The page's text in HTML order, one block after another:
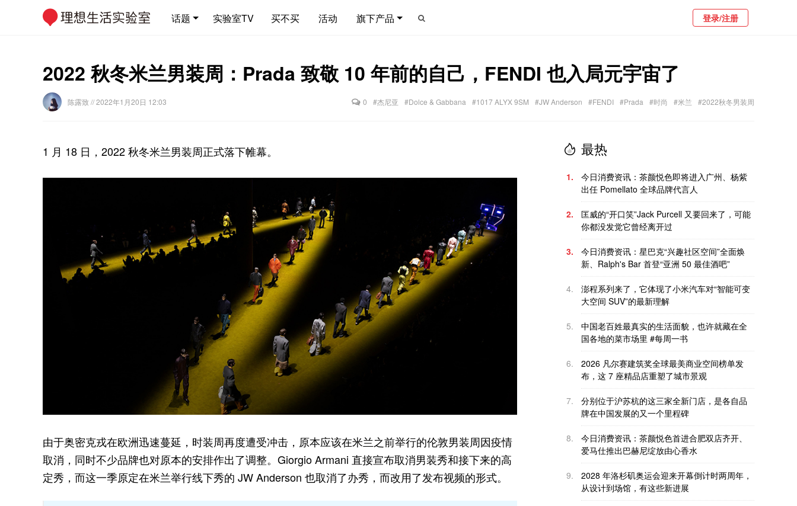
话题 实验室TV 买不买 活动 旗下产品 登录/注册
2022 秋冬米兰男装周：Prada 致敬 10 年前的自己，FENDI 也入局元宇宙了
陈露致// 2022年1月20日 12:03 0 #杰尼亚 #Dolce & Gabbana #1017 ALYX 9SM #JW Anderson #FENDI #Prada #时尚 #米兰 #2022秋冬男装周
1 月 18 日，2022 秋冬米兰男装周正式落下帷幕。
由于奥密克戎在欧洲迅速蔓延，时装周再度遭受冲击，原本应该在米兰之前举行的伦敦男装周因疫情
取消，同时不少品牌也对原本的安排作出了调整。Giorgio Armani 直接宣布取消男装秀和接下来的高
定秀，而这一季原定在米兰举行线下秀的 JW Anderson 也取消了办秀，而改用了发布视频的形式。
最热
1.
今日消费资讯：茶颜悦色即将进入广州、杨紫
出任 Pomellato 全球品牌代言人
2.
匡威的“开口笑”Jack Purcell 又要回来了，可能
你都没发觉它曾经离开过
3.
今日消费资讯：星巴克“兴趣社区空间”全面焕
新、Ralph's Bar 首登“亚洲 50 最佳酒吧”
4.
澎程系列来了，它体现了小米汽车对“智能可变
大空间 SUV”的最新理解
5.
中国老百姓最真实的生活面貌，也许就藏在全
国各地的菜市场里 #每周一书
6.
2026 凡尔赛建筑奖全球最美商业空间榜单发
布，这 7 座精品店重塑了城市景观
7.
分别位于沪苏杭的这三家全新门店，是各自品
牌在中国发展的又一个里程碑
8.
今日消费资讯：茶颜悦色首进合肥双店齐开、
爱马仕推出巴赫尼绽放由心香水
9.
2028 年洛杉矶奥运会迎来开幕倒计时两周年，
从设计到场馆，有这些新进展